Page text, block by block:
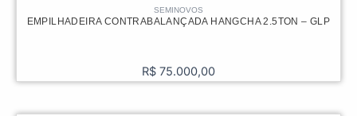
SEMINOVOS
EMPILHADEIRA CONTRABALANÇADA HANGCHA 2.5TON – GLP
R$ 75.000,00